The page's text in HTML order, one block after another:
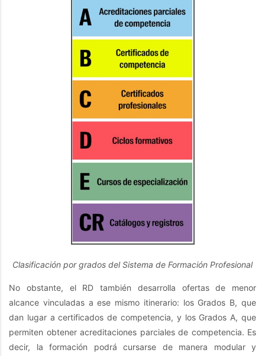
Clasificación por grados del Sistema de Formación Profesional
No obstante, el RD también desarrolla ofertas de menor
alcance vinculadas a ese mismo itinerario: los Grados B, que
dan lugar a certificados de competencia, y los Grados A, que
permiten obtener acreditaciones parciales de competencia. Es
decir, la formación podrá cursarse de manera modular y